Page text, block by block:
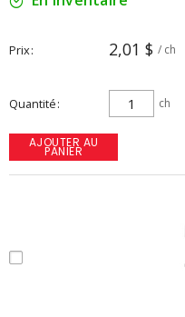
Prix 2,01 $ / ch
Quantité ch
AJOUTER AU
PANIER